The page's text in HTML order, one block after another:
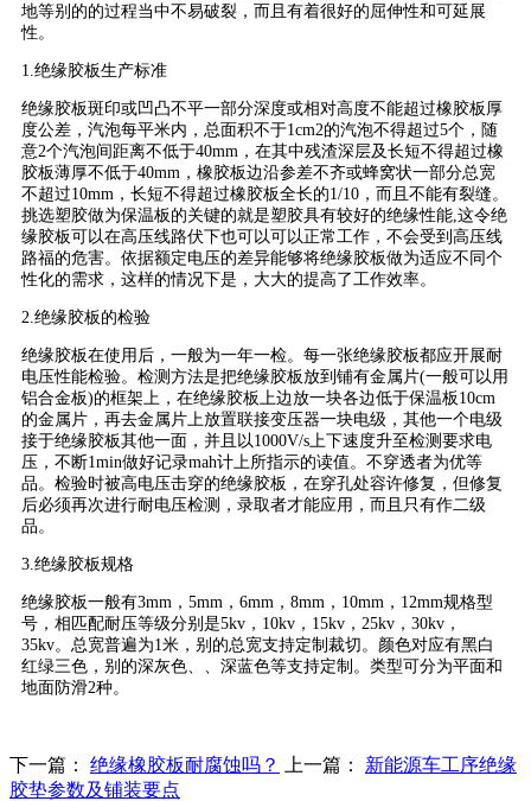
地等别的的过程当中不易破裂，而且有着很好的屈伸性和可延展
性。
1.绝缘胶板生产标准
绝缘胶板斑印或凹凸不平一部分深度或相对高度不能超过橡胶板厚
度公差，汽泡每平米内，总面积不于1cm2的汽泡不得超过5个，随
意2个汽泡间距离不低于40mm，在其中残渣深层及长短不得超过橡
胶板薄厚不低于40mm，橡胶板边沿参差不齐或蜂窝状一部分总宽
不超过10mm，长短不得超过橡胶板全长的1/10，而且不能有裂缝。
挑选塑胶做为保温板的关键的就是塑胶具有较好的绝缘性能,这令绝
缘胶板可以在高压线路伏下也可以可以正常工作，不会受到高压线
路福的危害。依据额定电压的差异能够将绝缘胶板做为适应不同个
性化的需求，这样的情况下是，大大的提高了工作效率。
2.绝缘胶板的检验
绝缘胶板在使用后，一般为一年一检。每一张绝缘胶板都应开展耐
电压性能检验。检测方法是把绝缘胶板放到铺有金属片(一般可以用
铝合金板)的框架上，在绝缘胶板上边放一块各边低于保温板10cm
的金属片，再去金属片上放置联接变压器一块电级，其他一个电级
接于绝缘胶板其他一面，并且以1000V/s上下速度升至检测要求电
压，不断1min做好记录mah计上所指示的读值。不穿透者为优等
品。检验时被高电压击穿的绝缘胶板，在穿孔处容许修复，但修复
后必须再次进行耐电压检测，录取者才能应用，而且只有作二级
品。
3.绝缘胶板规格
绝缘胶板一般有3mm，5mm，6mm，8mm，10mm，12mm规格型
号，相匹配耐压等级分别是5kv，10kv，15kv，25kv，30kv，
35kv。总宽普遍为1米，别的总宽支持定制裁切。颜色对应有黑白
红绿三色，别的深灰色、、深蓝色等支持定制。类型可分为平面和
地面防滑2种。
下一篇： 绝缘橡胶板耐腐蚀吗？ 上一篇： 新能源车工序绝缘
胶垫参数及铺装要点